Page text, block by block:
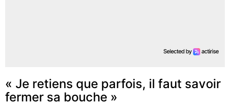
« Je retiens que parfois, il faut savoir
fermer sa bouche »